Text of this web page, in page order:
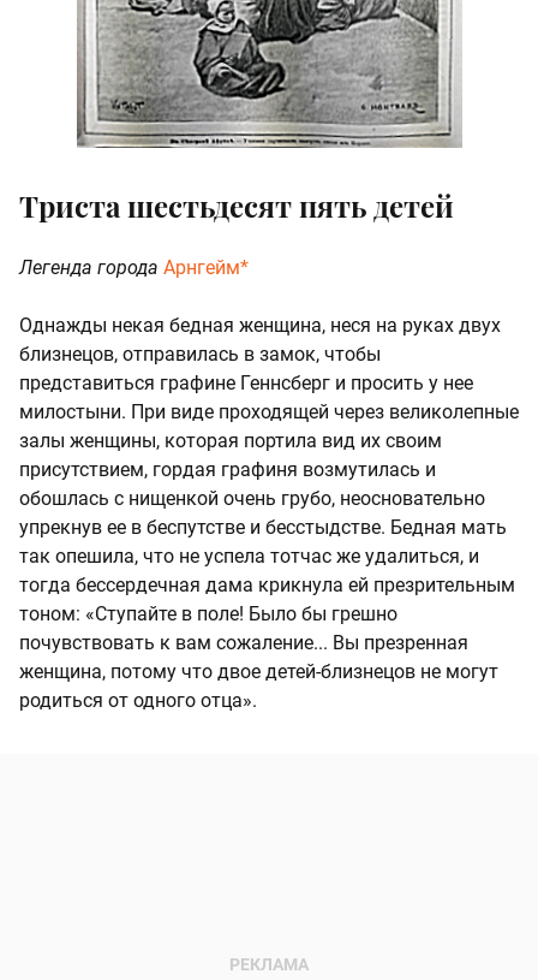
Триста шестьдесят пять детей
Легенда города Арнгейм*
Однажды некая бедная женщина, неся на руках двух
близнецов, отправилась в замок, чтобы
представиться графине Геннсберг и просить у нее
милостыни. При виде проходящей через великолепные
залы женщины, которая портила вид их своим
присутствием, гордая графиня возмутилась и
обошлась с нищенкой очень грубо, неосновательно
упрекнув ее в беспутстве и бесстыдстве. Бедная мать
так опешила, что не успела тотчас же удалиться, и
тогда бессердечная дама крикнула ей презрительным
тоном: «Ступайте в поле! Было бы грешно
почувствовать к вам сожаление... Вы презренная
женщина, потому что двое детей-близнецов не могут
родиться от одного отца».